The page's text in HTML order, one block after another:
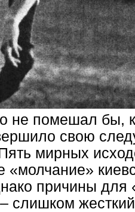
не помешал бы,
свою
мирных
«молчание»
причины для
слишком